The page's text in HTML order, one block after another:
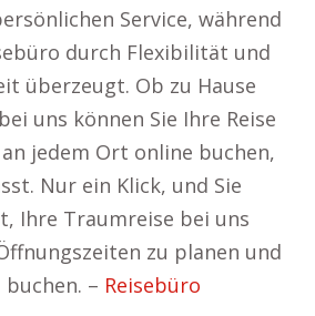
Service, während
durch Flexibilität und
überzeugt. Ob zu Hause
uns können Sie Ihre Reise
jedem Ort online buchen,
Nur ein Klick, und Sie
Ihre Traumreise bei uns
zu planen und
– Reisebüro